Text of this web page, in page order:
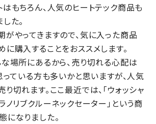
もちろん、人気のヒートテック商品も
た。
やってきますので、気に入った商品
購入することをおススメします。
場所にあるから、売り切れる心配は
っている方も多いかと思いますが、人気
切れます。ここ最近では、「ウォッシャ
ノリブクルーネックセーター」という商
なりました。